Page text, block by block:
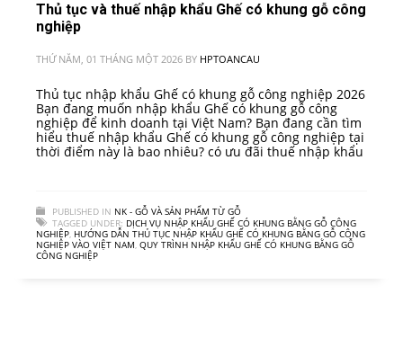
Thủ tục và thuế nhập khẩu Ghế có khung gỗ công
nghiệp
THỨ NĂM, 01 THÁNG MỘT 2026 BY HPTOANCAU
Thủ tục nhập khẩu Ghế có khung gỗ công nghiệp 2026
Bạn đang muốn nhập khẩu Ghế có khung gỗ công
nghiệp để kinh doanh tại Việt Nam? Bạn đang cần tìm
hiểu thuế nhập khẩu Ghế có khung gỗ công nghiệp tại
thời điểm này là bao nhiêu? có ưu đãi thuế nhập khẩu
PUBLISHED IN NK - GỖ VÀ SẢN PHẨM TỪ GỖ
TAGGED UNDER: DỊCH VỤ NHẬP KHẨU GHẾ CÓ KHUNG BẰNG GỖ CÔNG
NGHIỆP, HƯỚNG DẪN THỦ TỤC NHẬP KHẨU GHẾ CÓ KHUNG BẰNG GỖ CÔNG
NGHIỆP VÀO VIỆT NAM, QUY TRÌNH NHẬP KHẨU GHẾ CÓ KHUNG BẰNG GỖ
CÔNG NGHIỆP